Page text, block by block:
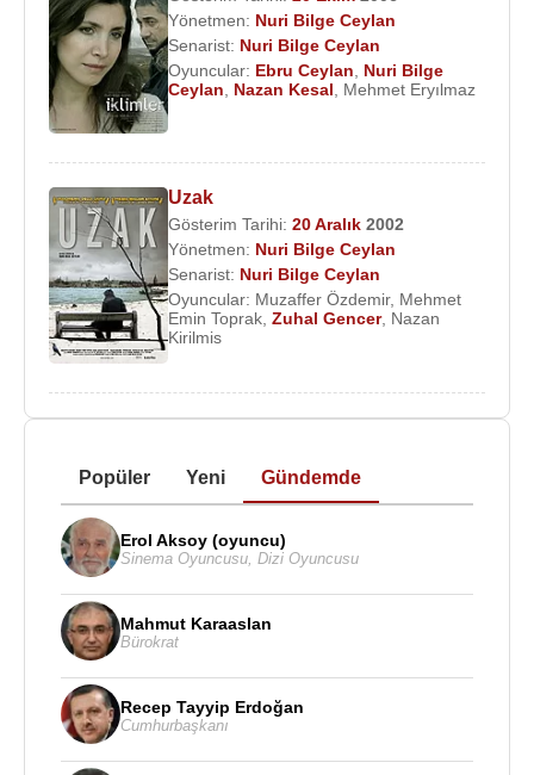
Yönetmen: Nuri Bilge Ceylan
Senarist: Nuri Bilge Ceylan
Oyuncular: Ebru Ceylan
Nuri Bilge
Ceylan
Nazan Kesal Mehmet Eryılmaz
Uzak
Gösterim Tarihi: 20 Aralık 2002
Yönetmen: Nuri Bilge Ceylan
Senarist: Nuri Bilge Ceylan
Oyuncular: Muzaffer Özdemir, Mehmet
Emin Toprak, Zuhal Gencer, Nazan
Kirilmis
Popüler Yeni Gündemde
Erol Aksoy (oyuncu)
Sinema Oyuncusu, Dizi Oyuncusu
Mahmut Karaaslan
Bürokrat
Recep Tayyip Erdoğan
Cumhurbaşkanı